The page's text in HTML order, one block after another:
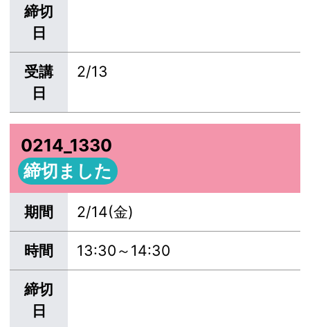
締切
日
受講
日
2/13
0214_1330
締切ました
期間 2/14(金)
時間 13:30～14:30
締切
日